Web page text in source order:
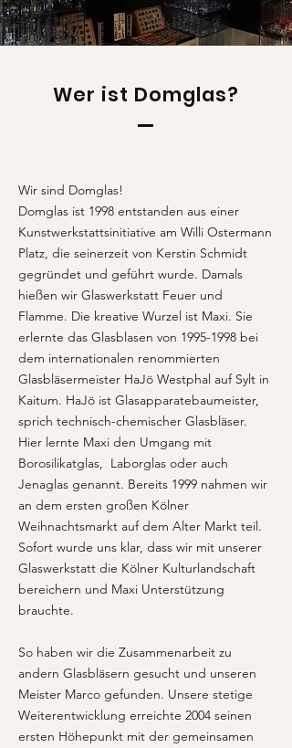
Wer ist Domglas?
Wir sind Domglas!
Domglas ist 1998 entstanden aus einer
Kunstwerkstattsinitiative am Willi Ostermann
Platz, die seinerzeit von Kerstin Schmidt
gegründet und geführt wurde. Damals
hießen wir Glaswerkstatt Feuer und
Flamme. Die kreative Wurzel ist Maxi. Sie
erlernte das Glasblasen von 1995-1998 bei
dem internationalen renommierten
Glasbläsermeister HaJö Westphal auf Sylt in
Kaitum. HaJö ist Glasapparatebaumeister,
sprich technisch-chemischer Glasbläser.
Hier lernte Maxi den Umgang mit
Borosilikatglas, Laborglas oder auch
Jenaglas genannt. Bereits 1999 nahmen wir
an dem ersten großen Kölner
Weihnachtsmarkt auf dem Alter Markt teil.
Sofort wurde uns klar, dass wir mit unserer
Glaswerkstatt die Kölner Kulturlandschaft
bereichern und Maxi Unterstützung
brauchte.
So haben wir die Zusammenarbeit zu
andern Glasbläsern gesucht und unseren
Meister Marco gefunden. Unsere stetige
Weiterentwicklung erreichte 2004 seinen
ersten Höhepunkt mit der gemeinsamen